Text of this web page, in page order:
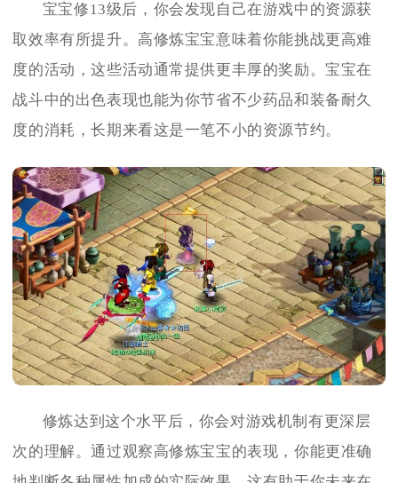
宝宝修13级后，你会发现自己在游戏中的资源获
取效率有所提升。高修炼宝宝意味着你能挑战更高难
度的活动，这些活动通常提供更丰厚的奖励。宝宝在
战斗中的出色表现也能为你节省不少药品和装备耐久
度的消耗，长期来看这是一笔不小的资源节约。
修炼达到这个水平后，你会对游戏机制有更深层
次的理解。通过观察高修炼宝宝的表现，你能更准确